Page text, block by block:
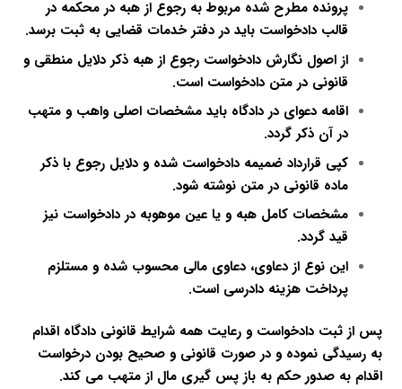
پرونده مطرح شده مربوط به رجوع از هبه در محکمه در
قالب دادخواست باید در دفتر خدمات قضایی به ثبت برسد.
از اصول نگارش دادخواست رجوع از هبه ذکر دلایل منطقی و
قانونی در متن دادخواست است.
اقامه دعوای در دادگاه باید مشخصات اصلی واهب و متهب
در آن ذکر گردد.
کپی قرارداد ضمیمه دادخواست شده و دلایل رجوع با ذکر
ماده قانونی در متن نوشته شود.
مشخصات کامل هبه و یا عین موهوبه در دادخواست نیز
قید گردد.
این نوع از دعاوی، دعاوی مالی محسوب شده و‌ مستلزم
پرداخت هزینه دادرسی است.
پس از ثبت دادخواست و رعایت همه شرایط قانونی دادگاه اقدام
به رسیدگی نموده و در صورت قانونی و صحیح بودن درخواست
اقدام به صدور حکم به باز پس گیری مال از متهب می کند.